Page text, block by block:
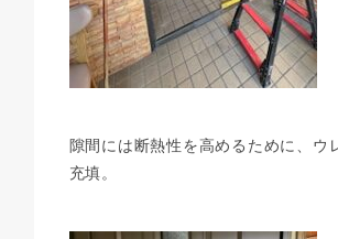
隙間には断熱性を高めるために、ウ
充填。